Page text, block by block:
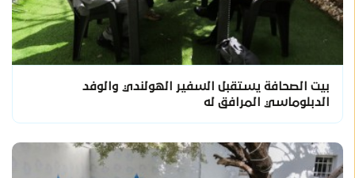
بيت الصحافة يستقبل السفير الهولندي والوفد
الدبلوماسي المرافق له